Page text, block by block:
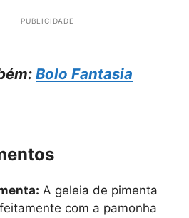
PUBLICIDADE
Bolo Fantasia
A geleia de pimenta
com a pamonha